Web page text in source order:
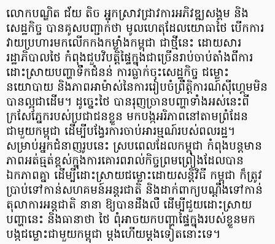
លោកបណ្ឌិត ជ័យ តិច អ្នកស្រាវជ្រាវការអភិវឌ្ឍសង្គម និង
សេដ្ឋកិច្ច បានគូសបញ្ជាក់ថា មូលហេតុដែលយោធាថៃ បើកការ
វាយប្រហារមកលើកកងកម្លាំងកម្ពុជា ជាថ្មីនេះ ដោយសារ
រដ្ឋាភិបាលថៃ កំពុងជួបវិបត្តិផ្ទៃក្នុងជាច្រើនរាប់ចាប់តាំងពីការ
ដោះស្រាយបញ្ហាទឹកជំនន់ ការធ្លាក់ចុះសេដ្ឋកិច្ច ជម្លោះ
នយោបាយ និងភាពអាម៉ាស់នៃការរៀបចំព្រឹត្តិការណ៍ស៊ីហ្គេមមិន
បានល្អជាដើម។ ដូច្នេះថៃ បានរុញច្រានបញ្ហាទាំងអស់នេះពី
ក្រសែភ្នែករបស់ប្រជាជនខ្លួន មកបង្កអរិភាពនៅតាមព្រំដែន
ជាមួយកម្ពុជា ដើម្បីបង្វែរការចាប់អារម្មណ៍របស់ពលរដ្ឋ។
សម្រាប់អ្នកជំនាញរូបនេះ ស្របពេលដែលកម្ពុជា កំពុងបន្តមាន
ភាពអត់ធ្មត់ខ្ពស់ក្នុងការគោរពរាល់កិច្ចព្រមព្រៀងដែលបាន
ឯកភាពគ្នា ដើម្បីដោះស្រាយជម្លោះដោយសន្តិវិធី កម្ពុជា ក៏ត្រូវ
ប្រាប់ទៅកាន់សហគមន៍អន្តរជាតិ និងដាក់ពាក្យបណ្តឹងទៅកាន់
តុលាការអន្តជាតិ នានា ឱ្យបានដឹងលឺ ដើម្បីជួយដោះស្រាយ
បញ្ហានេះ និងធានាថា ថៃ ពុំអាចយកបញ្ហាផ្ទៃក្នុងរបស់ខ្លួនមក
បង្កជម្លោះជាមួយកម្ពុជា ម្តងហើយម្តងទៀតនោះទេ។